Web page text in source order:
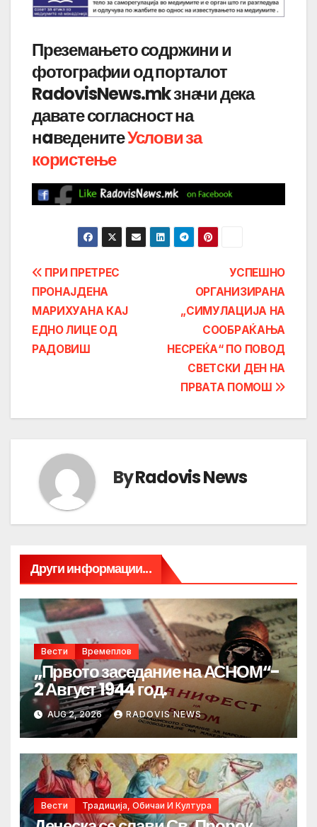
Преземањето содржини и
фотографии од порталот
RadovisNews.mk значи дека
давате согласност на
нaведенитеУслови за
користење
Post
navigation
УСПЕШНО
ОРГАНИЗИРАНА
„СИМУЛАЦИЈА НА
СООБРAЌАЊА
НЕСРЕЌА“ ПО ПОВОД
СВЕТСКИ ДЕН НА
ПРВАТА ПОМОШ
ПРИ ПРЕТРЕС
ПРОНАЈДЕНА
МАРИХУАНА КАЈ
ЕДНО ЛИЦЕ ОД
РАДОВИШ
ByRadovis News
Други информации...
Вести Времеплов
„Првото заседание на АСНОМ“-
2 Август 1944 год.
AUG 2, 2026 RADOVIS NEWS
Вести Традиција, Обичаи И Култура